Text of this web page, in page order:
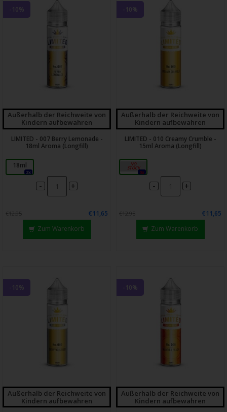
-10%
Außerhalb der Reichweite von
Kindern aufbewahren
LIMITED - 007 Berry Lemonade -
18ml Aroma (Longfill)
18ml
2x
- +
€12,95
€11,65
Zum Warenkorb
-10%
Außerhalb der Reichweite von
Kindern aufbewahren
LIMITED - 010 Creamy Crumble -
15ml Aroma (Longfill)
18ml
0x
- +
€12,95
€11,65
Zum Warenkorb
-10%
Außerhalb der Reichweite von
Kindern aufbewahren
-10%
Außerhalb der Reichweite von
Kindern aufbewahren